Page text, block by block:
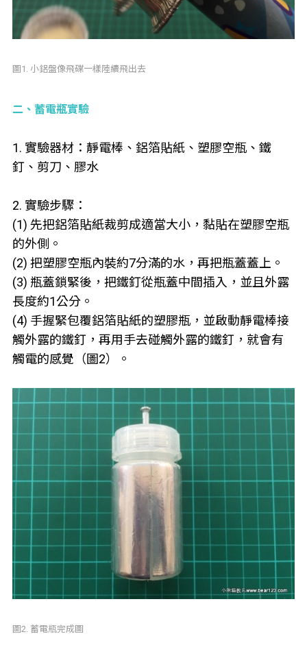
圖1. 小鋁盤像飛碟一樣陸續飛出去
二、蓄電瓶實驗
1. 實驗器材：靜電棒、鋁箔貼紙、塑膠空瓶、鐵
釘、剪刀、膠水
2. 實驗步驟：
(1) 先把鋁箔貼紙裁剪成適當大小，黏貼在塑膠空瓶
的外側。
(2) 把塑膠空瓶內裝約7分滿的水，再把瓶蓋蓋上。
(3) 瓶蓋鎖緊後，把鐵釘從瓶蓋中間插入，並且外露
長度約1公分。
(4) 手握緊包覆鋁箔貼紙的塑膠瓶，並啟動靜電棒接
觸外露的鐵釘，再用手去碰觸外露的鐵釘，就會有
觸電的感覺（圖2）。
圖2. 蓄電瓶完成圖